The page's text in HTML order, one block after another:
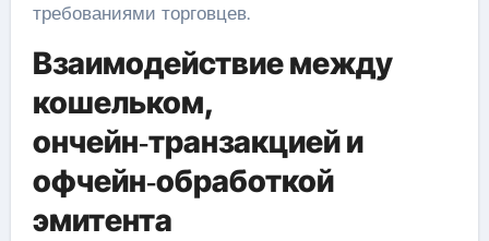
требованиями торговцев.
Взаимодействие между
кошельком,
ончейн‑транзакцией и
офчейн‑обработкой
эмитента